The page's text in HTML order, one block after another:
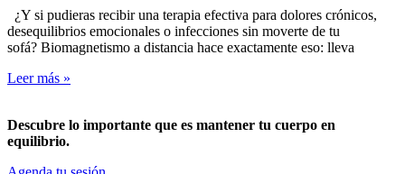
¿Y si pudieras recibir una terapia efectiva para dolores crónicos,
desequilibrios emocionales o infecciones sin moverte de tu
sofá? Biomagnetismo a distancia hace exactamente eso: lleva
Leer más »
Descubre lo importante que es mantener tu cuerpo en
equilibrio.